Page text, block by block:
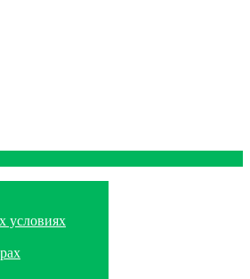
условиях